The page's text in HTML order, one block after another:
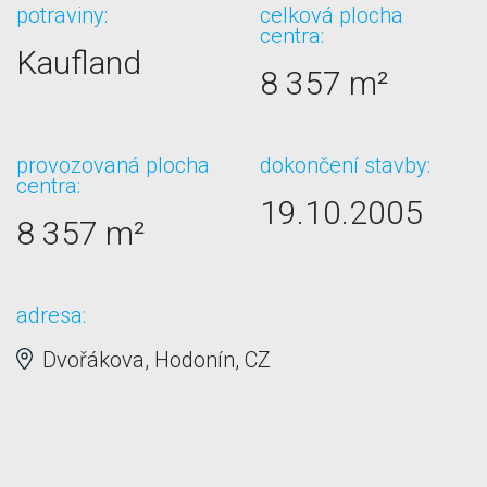
potraviny:
Kaufland
celková plocha
centra:
8 357 m²
provozovaná plocha
centra:
8 357 m²
dokončení stavby:
19.10.2005
adresa:
Dvořákova, Hodonín, CZ